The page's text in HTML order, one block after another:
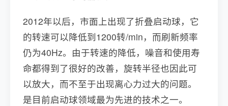
2012年以后，市面上出现了折叠启动球，它
的转速可以降低到1200转/min，而刷新频率
仍为40Hz。由于转速的降低，噪音和使用寿
命都得到了很好的改善，旋转半径也因此可
以放大，而不至于出现离心力过大的问题。
是目前启动球领域最为先进的技术之一。